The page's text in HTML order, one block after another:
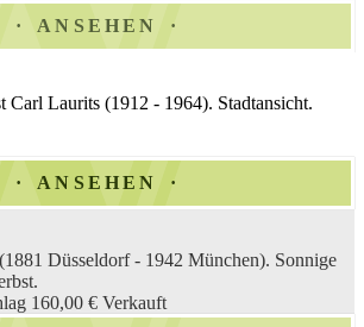
ANSEHEN
Laurits (1912 - 1964). Stadtansicht.
ANSEHEN
Düsseldorf - 1942 München). Sonnige
160,00 € Verkauft